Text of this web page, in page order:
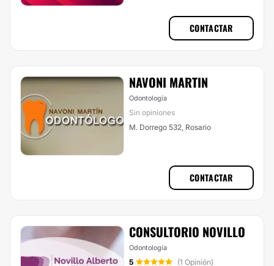
CONTACTAR
NAVONI MARTIN
Odontología
Sin opiniones
M. Dorrego 532, Rosario
CONTACTAR
CONSULTORIO NOVILLO
Odontología
5
(1 Opinión)